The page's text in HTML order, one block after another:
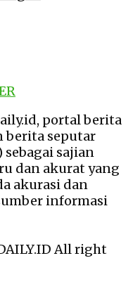
portal berita
berita seputar
sajian
dan akurat yang
akurasi dan
informasi
All right